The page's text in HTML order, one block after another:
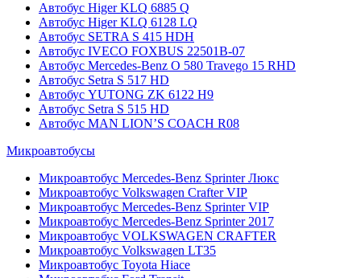
Автобус Higer KLQ 6885 Q
Автобус Higer KLQ 6128 LQ
Автобус SETRA S 415 HDH
Автобус IVECO FOXBUS 22501В-07
Автобус Mercedes-Benz O 580 Travego 15 RHD
Автобус Setra S 517 HD
Автобус YUTONG ZK 6122 H9
Автобус Setra S 515 HD
Автобус MAN LION’S COACH R08
Микроавтобусы
Микроавтобус Mercedes-Benz Sprinter Люкс
Микроавтобус Volkswagen Crafter VIP
Микроавтобус Mercedes-Benz Sprinter VIP
Микроавтобус Mercedes-Benz Sprinter 2017
Микроавтобус VOLKSWAGEN CRAFTER
Микроавтобус Volkswagen LT35
Микроавтобус Toyota Hiace